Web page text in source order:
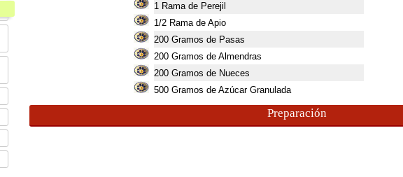
1 Rama de Perejil
1/2 Rama de Apio
200 Gramos de Pasas
200 Gramos de Almendras
200 Gramos de Nueces
500 Gramos de Azúcar Granulada
Preparación